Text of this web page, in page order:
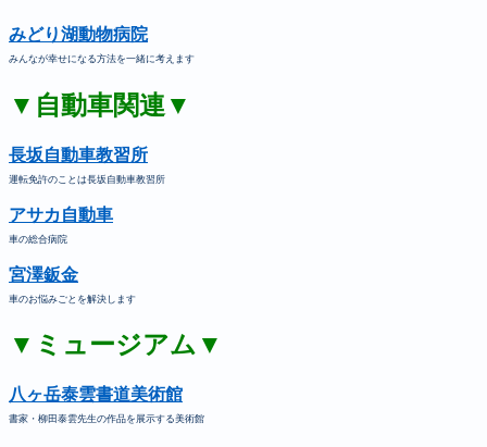
みどり湖動物病院
みんなが幸せになる方法を一緒に考えます
▼自動車関連▼
長坂自動車教習所
運転免許のことは長坂自動車教習所
アサカ自動車
車の総合病院
宮澤鈑金
車のお悩みごとを解決します
▼ミュージアム▼
八ヶ岳泰雲書道美術館
書家・柳田泰雲先生の作品を展示する美術館